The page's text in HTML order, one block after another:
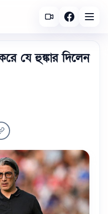
যে হুঙ্কার দিলেন